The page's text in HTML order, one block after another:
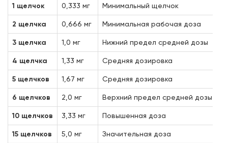
1 щелчок 0,333 мг Минимальный щелчок
2 щелчка 0,666 мг Минимальная рабочая доза
3 щелчка 1,0 мг Нижний предел средней дозы
4 щелчка 1,33 мг Средняя дозировка
5 щелчков 1,67 мг Средняя дозировка
6 щелчков 2,0 мг Верхний предел средней дозы
10 щелчков 3,33 мг Повышенная доза
15 щелчков 5,0 мг Значительная доза